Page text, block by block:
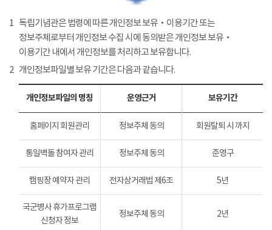
1 독립기념관은 법령에 따른 개인정보 보유‧이용기간 또는
정보주체로부터 개인정보 수집 시에 동의받은 개인정보 보유‧
이용기간 내에서 개인정보를 처리하고 보유합니다.
2 개인정보파일별 보유 기간은 다음과 같습니다.
개인정보파일의 명칭 운영근거 보유기간
홈페이지 회원관리 정보주체 동의 회원탈퇴 시 까지
통일벽돌 참여자 관리 정보주체 동의 준영구
캠핑장 예약자 관리 전자상거래법 제6조 5년
국군병사 휴가프로그램
신청자 정보
정보주체 동의 2년